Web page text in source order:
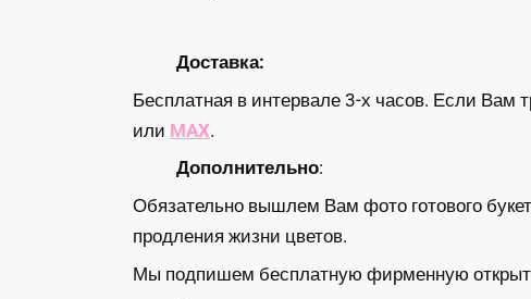
Доставка:
Бесплатная в интервале 3-х часов. Если Вам
или MAX.
Дополнительно:
Обязательно вышлем Вам фото готового
продления жизни цветов.
Мы подпишем бесплатную фирменную